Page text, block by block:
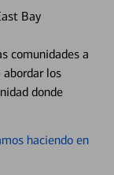
Bay
comunidades a
abordar los
donde
haciendo en